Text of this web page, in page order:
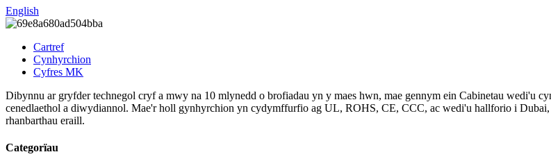
English
Cartref
Cynhyrchion
Cyfres MK
Dibynnu ar gryfder technegol cryf a mwy na 10 mlynedd o brofiadau yn y maes hwn, mae gennym ein Cabinetau wedi'u
cenedlaethol a diwydiannol. Mae'r holl gynhyrchion yn cydymffurfio ag UL, ROHS, CE, CCC, ac wedi'u hallforio i
rhanbarthau eraill.
Categorïau